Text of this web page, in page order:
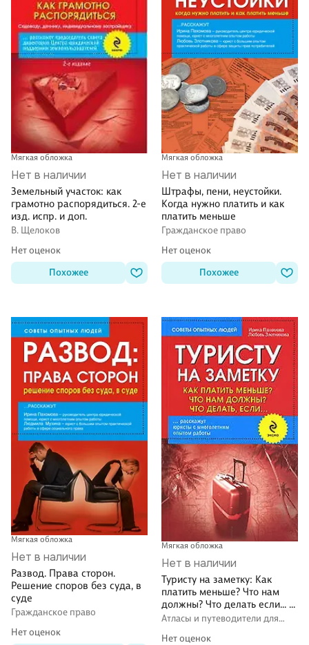
Мягкая обложка
Нет в наличии
Земельный участок: как
грамотно распорядиться. 2-е
изд. испр. и доп.
В. Щелоков
Нет оценок
Похожее
Мягкая обложка
Нет в наличии
Штрафы, пени, неустойки.
Когда нужно платить и как
платить меньше
Гражданское право
Нет оценок
Похожее
Мягкая обложка
Нет в наличии
Развод. Права сторон.
Решение споров без суда, в
суде
Гражданское право
Нет оценок
Мягкая обложка
Нет в наличии
Туристу на заметку: Как
платить меньше? Что нам
должны? Что делать если... /
2-е изд.
Атласы и путеводители для
Нет оценок